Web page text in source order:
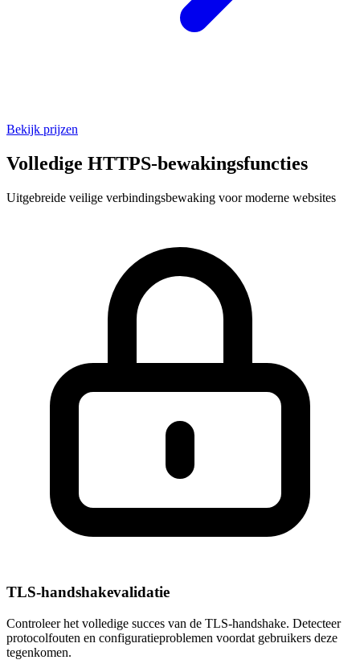
Bekijk prijzen
Volledige HTTPS-bewakingsfuncties
Uitgebreide veilige verbindingsbewaking voor moderne websites
TLS-handshakevalidatie
Controleer het volledige succes van de TLS-handshake. Detecteer
protocolfouten en configuratieproblemen voordat gebruikers deze
tegenkomen.